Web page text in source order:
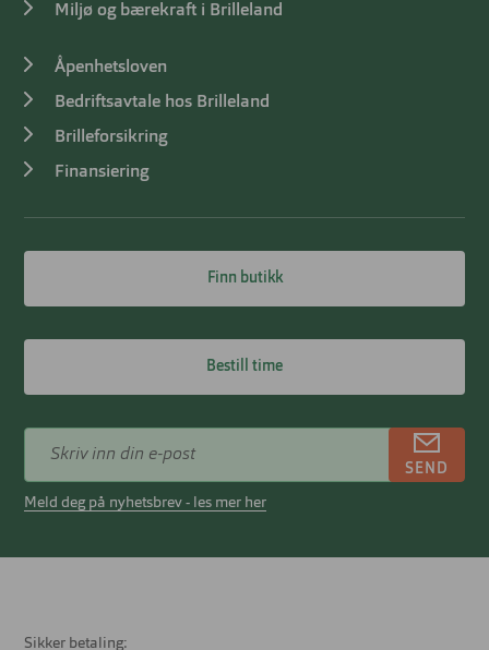
Miljø og bærekraft i Brilleland
Åpenhetsloven
Bedriftsavtale hos Brilleland
Brilleforsikring
Finansiering
Finn butikk
Bestill time
SEND
Meld deg på nyhetsbrev - les mer her
Sikker betaling